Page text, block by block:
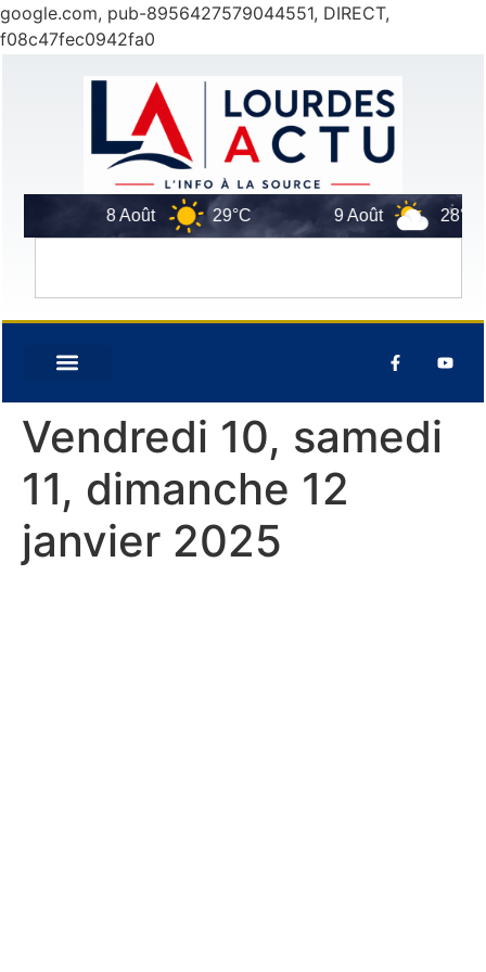
google.com, pub-8956427579044551, DIRECT,
f08c47fec0942fa0
8 Août 29°C 9 Août 28°C
Vendredi 10, samedi
11, dimanche 12
janvier 2025